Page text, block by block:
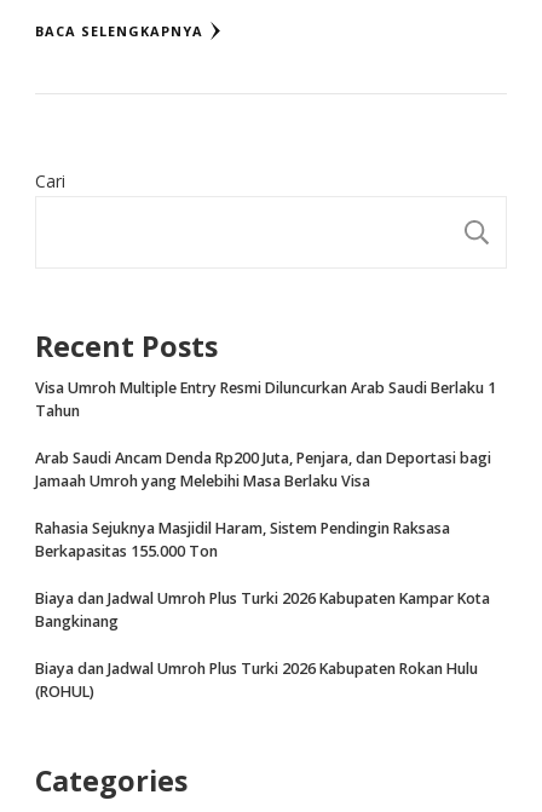
BACA SELENGKAPNYA
Cari
Recent Posts
Visa Umroh Multiple Entry Resmi Diluncurkan Arab Saudi Berlaku 1
Tahun
Arab Saudi Ancam Denda Rp200 Juta, Penjara, dan Deportasi bagi
Jamaah Umroh yang Melebihi Masa Berlaku Visa
Rahasia Sejuknya Masjidil Haram, Sistem Pendingin Raksasa
Berkapasitas 155.000 Ton
Biaya dan Jadwal Umroh Plus Turki 2026 Kabupaten Kampar Kota
Bangkinang
Biaya dan Jadwal Umroh Plus Turki 2026 Kabupaten Rokan Hulu
(ROHUL)
Categories